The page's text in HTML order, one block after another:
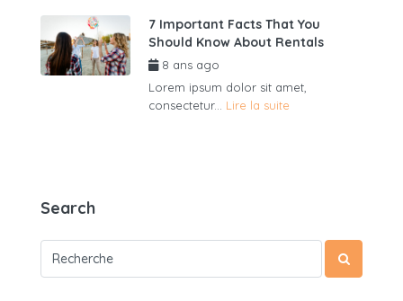
7 Important Facts That You
Should Know About Rentals
8 ans ago
Lorem ipsum dolor sit amet,
consectetur... Lire la suite
Search